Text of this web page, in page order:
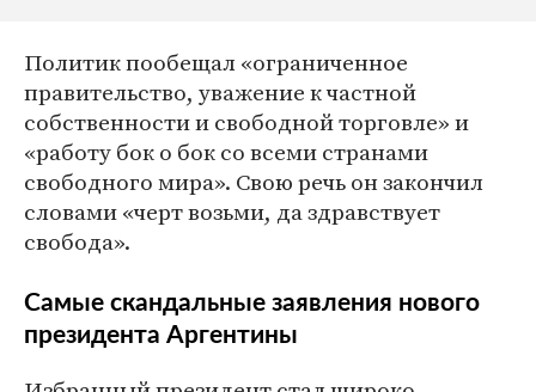
Политик пообещал «ограниченное
правительство, уважение к частной
собственности и свободной торговле» и
«работу бок о бок со всеми странами
свободного мира». Свою речь он закончил
словами «черт возьми, да здравствует
свобода».
Самые скандальные заявления нового
президента Аргентины